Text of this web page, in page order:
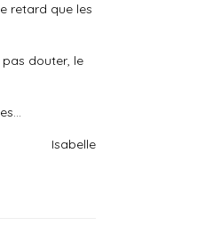
retard que les
douter, le
Isabelle